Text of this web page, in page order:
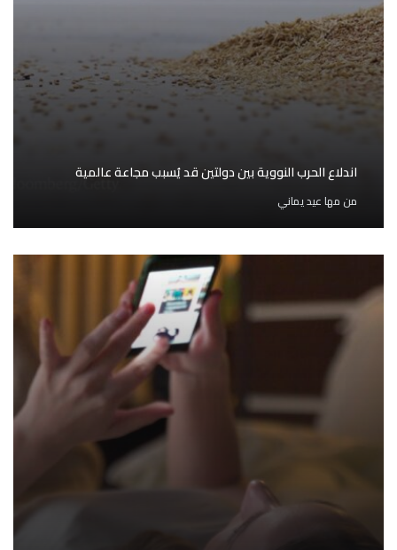
اندلاع الحرب النووية بين دولتين قد يُسبب مجاعة عالمية
من مها عيد يماني